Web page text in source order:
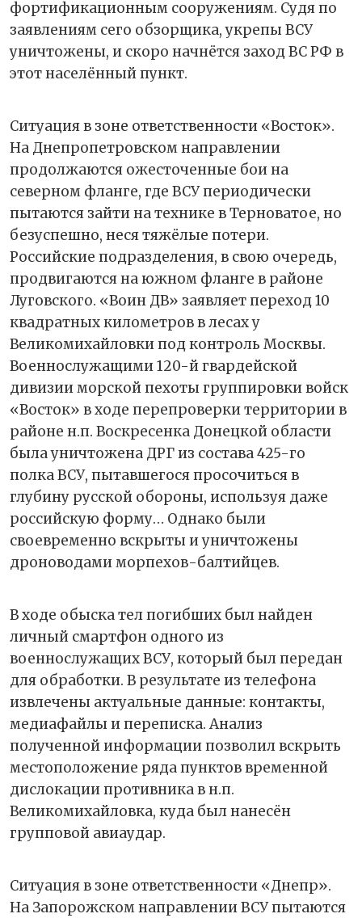
фортификационным сооружениям. Судя по
заявлениям сего обзорщика, укрепы ВСУ
уничтожены, и скоро начнётся заход ВС РФ в
этот населённый пункт.
Ситуация в зоне ответственности «Восток».
На Днепропетровском направлении
продолжаются ожесточенные бои на
северном фланге, где ВСУ периодически
пытаются зайти на технике в Терноватое, но
безуспешно, неся тяжёлые потери.
Российские подразделения, в свою очередь,
продвигаются на южном фланге в районе
Луговского. «Воин ДВ» заявляет переход 10
квадратных километров в лесах у
Великомихайловки под контроль Москвы.
Военнослужащими 120-й гвардейской
дивизии морской пехоты группировки войск
«Восток» в ходе перепроверки территории в
районе н.п. Воскресенка Донецкой области
была уничтожена ДРГ из состава 425-го
полка ВСУ, пытавшегося просочиться в
глубину русской обороны, используя даже
российскую форму… Однако были
своевременно вскрыты и уничтожены
дроноводами морпехов-балтийцев.
В ходе обыска тел погибших был найден
личный смартфон одного из
военнослужащих ВСУ, который был передан
для обработки. В результате из телефона
извлечены актуальные данные: контакты,
медиафайлы и переписка. Анализ
полученной информации позволил вскрыть
местоположение ряда пунктов временной
дислокации противника в н.п.
Великомихайловка, куда был нанесён
групповой авиаудар.
Ситуация в зоне ответственности «Днепр».
На Запорожском направлении ВСУ пытаются